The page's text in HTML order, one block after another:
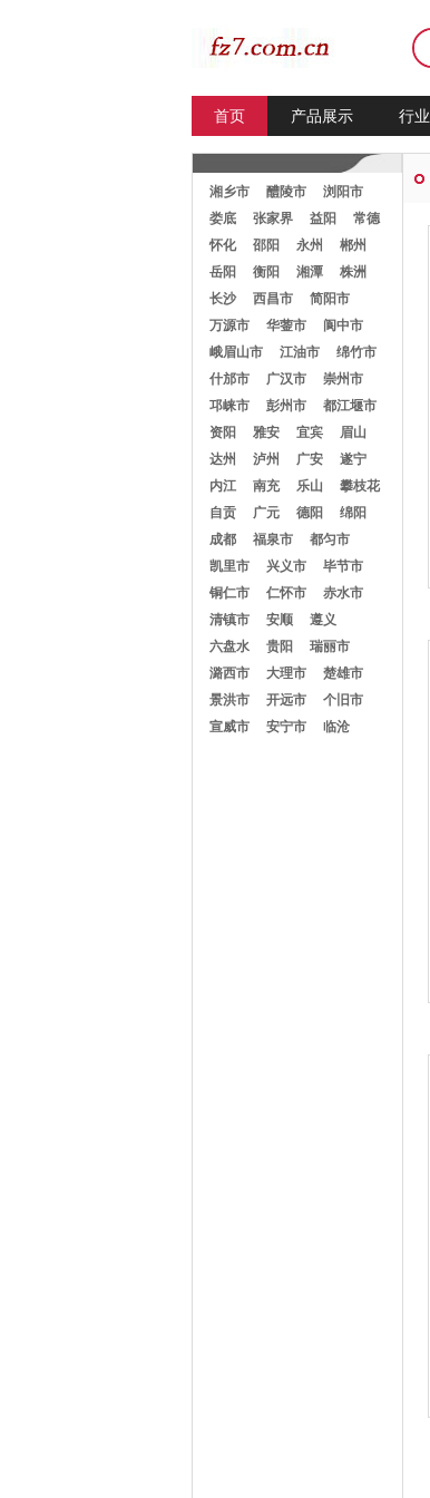
首页 产品展示 行
湘乡市 醴陵市
浏阳市
娄底
张家界 益阳
常德
怀化
邵阳 永州
郴州
岳阳
衡阳 湘潭
株洲
长沙
西昌市
简阳市
万源市
华蓥市
阆中市
峨眉山市
江油市
绵竹市
什邡市
广汉市
崇州市
邛崃市
彭州市
都江堰市
资阳
雅安 宜宾
眉山
达州
泸州 广安
遂宁
内江
南充 乐山
攀枝花
自贡
广元 德阳
绵阳
成都
福泉市
都匀市
凯里市
兴义市
毕节市
铜仁市
仁怀市
赤水市
清镇市
安顺
遵义
六盘水
贵阳
瑞丽市
潞西市
大理市
楚雄市
景洪市
开远市
个旧市
宣威市
安宁市 临沧